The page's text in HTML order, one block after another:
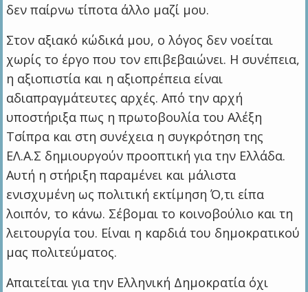
δεν παίρνω τίποτα άλλο μαζί μου.
Στον αξιακό κώδικά μου, ο λόγος δεν νοείται
χωρίς το έργο που τον επιβεβαιώνει. Η συνέπεια,
η αξιοπιστία και η αξιοπρέπεια είναι
αδιαπραγμάτευτες αρχές. Από την αρχή
υποστήριξα πως η πρωτοβουλία του Αλέξη
Τσίπρα και στη συνέχεια η συγκρότηση της
ΕΛ.Α.Σ δημιουργούν προοπτική για την Ελλάδα.
Αυτή η στήριξη παραμένει και μάλιστα
ενισχυμένη ως πολιτική εκτίμηση Ό,τι είπα
λοιπόν, το κάνω. Σέβομαι το κοινοβούλιο και τη
λειτουργία του. Είναι η καρδιά του δημοκρατικού
μας πολιτεύματος.
Απαιτείται για την Ελληνική Δημοκρατία όχι